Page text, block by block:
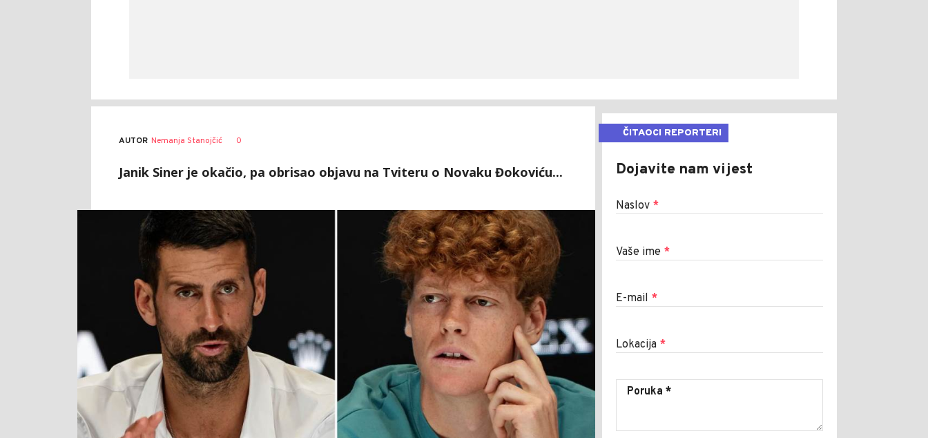
AUTOR Nemanja Stanojčić 0
Janik Siner je okačio, pa obrisao objavu na Tviteru o Novaku Đokoviću...
ČITAOCI REPORTERI
Dojavite nam vijest
Naslov *
Vaše ime *
E-mail *
Lokacija *